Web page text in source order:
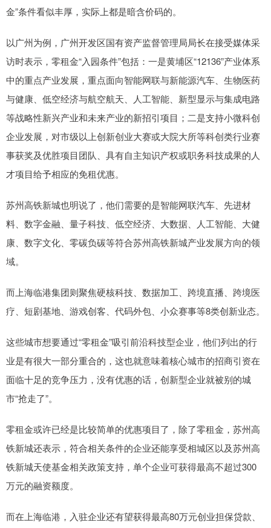
金”条件看似丰厚，实际上都是暗含价码的。
以广州为例，广州开发区国有资产监督管理局局长在接受媒体采
访时表示，零租金“入园条件”包括：一是黄埔区“12136”产业体系
中的重点产业发展，重点面向智能网联与新能源汽车、生物医药
与健康、低空经济与航空航天、人工智能、新型显示与集成电路
等战略性新兴产业和未来产业的新招引项目；二是支持小微科创
企业发展，对市级以上创新创业大赛或大院大所等科创类行业赛
事获奖及优胜项目团队、具有自主知识产权或职务科技成果的人
才项目给予相应的免租优惠。
苏州高铁新城也明说了，他们需要的是智能网联汽车、先进材
料、数字金融、量子科技、低空经济、大数据、人工智能、大健
康、数字文化、零碳负碳等符合苏州高铁新城产业发展方向的领
域。
而上海临港集团则聚焦硬核科技、数据加工、跨境直播、跨境医
疗、短剧基地、游戏创客、代码外包、小众赛事等8类创新业态。
这些城市想要通过“零租金”吸引前沿科技型企业，他们列出的行
业是有很大一部分重合的，这也就意味着核心城市的招商引资在
面临十足的竞争压力，没有优惠的话，创新型企业就被别的城
市“抢走了”。
零租金或许已经是比较简单的优惠项目了，除了零租金，苏州高
铁新城还表示，符合相关条件的企业还能享受相城区以及苏州高
铁新城天使基金相关政策支持，单个企业可获得最高不超过300
万元的融资额度。
而在上海临港，入驻企业还有望获得最高80万元创业担保贷款、